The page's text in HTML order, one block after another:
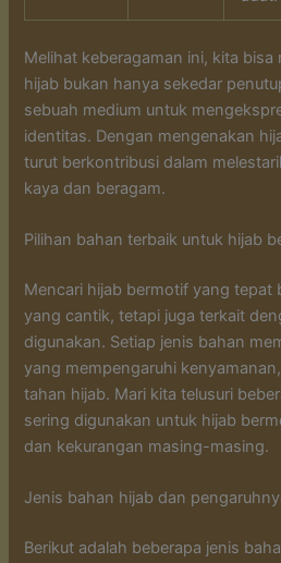
Melihat keberagaman ini, kita
hijab bukan hanya sekedar
sebuah medium untuk
identitas. Dengan mengenakan
turut berkontribusi dalam
kaya dan beragam.
Pilihan bahan terbaik untuk hijab
Mencari hijab bermotif yang tepat
yang cantik, tetapi juga terkait
digunakan. Setiap jenis bahan
yang mempengaruhi
tahan hijab. Mari kita telusuri
sering digunakan untuk hijab
dan kekurangan masing-masing.
Jenis bahan hijab dan
Berikut adalah beberapa jenis